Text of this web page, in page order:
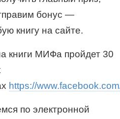
бонус —
книгу на сайте.
книги МИФа пройдет 30
https://
по электронной